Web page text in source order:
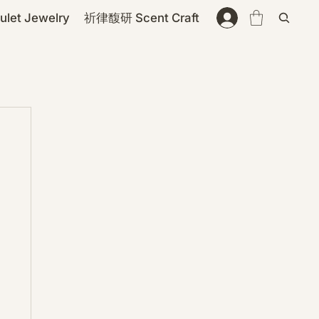
Jewelry 祈律馥研 Scent Craft